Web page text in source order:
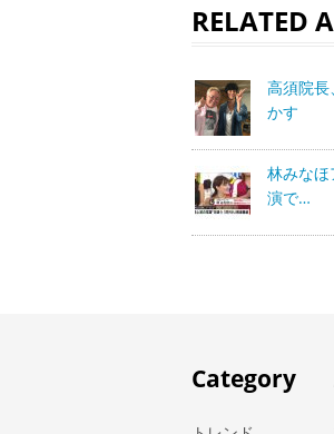
RELATED
高須院長
かす
林みなほ
演で…
Category